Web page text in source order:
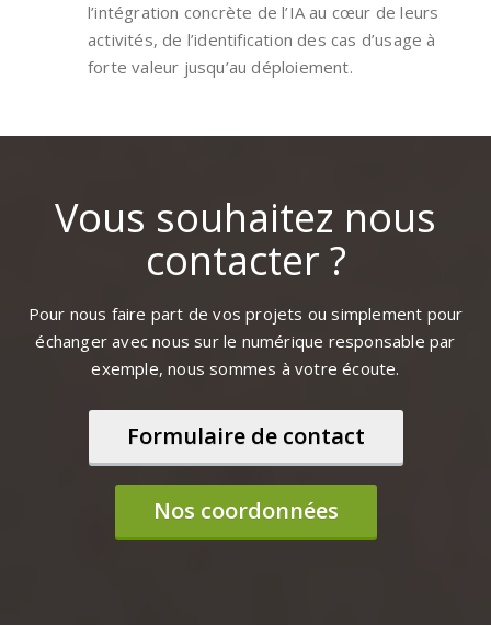
l’intégration concrète de l’IA au cœur de leurs
activités, de l’identification des cas d’usage à
forte valeur jusqu’au déploiement.
Vous souhaitez nous
contacter ?
Pour nous faire part de vos projets ou simplement pour
échanger avec nous sur le numérique responsable par
exemple, nous sommes à votre écoute.
Formulaire de contact
Nos coordonnées